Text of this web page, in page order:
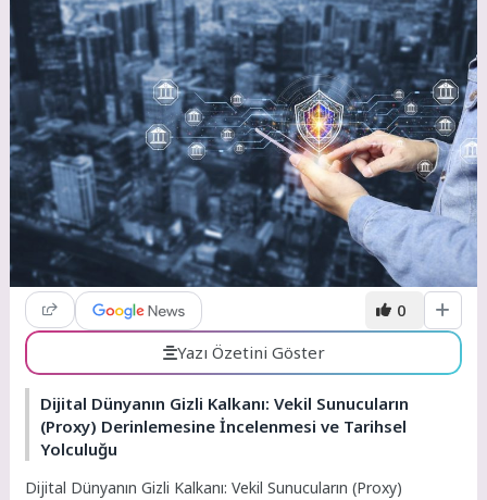
0
Yazı Özetini Göster
Dijital Dünyanın Gizli Kalkanı: Vekil Sunucuların
(Proxy) Derinlemesine İncelenmesi ve Tarihsel
Yolculuğu
Dijital Dünyanın Gizli Kalkanı: Vekil Sunucuların (Proxy)